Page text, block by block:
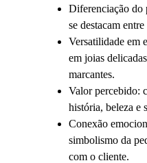
Diferenciação do
se destacam
Versatilidade em
em joias
marcantes.
Valor percebido:
história, beleza e
Conexão
simbolismo da
com o cliente.